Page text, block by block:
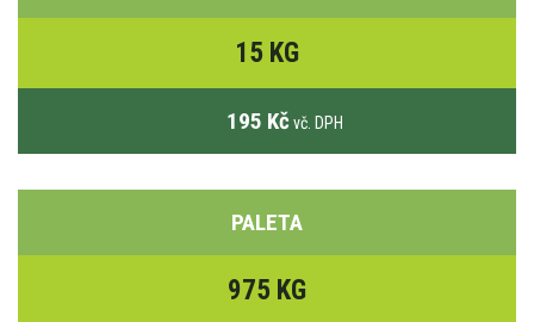
15 KG
195 Kč vč. DPH
PALETA
975 KG